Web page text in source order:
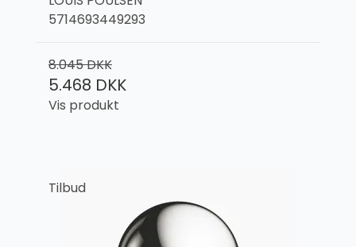
5714693449293
8.045 DKK
5.468 DKK
Vis produkt
Tilbud